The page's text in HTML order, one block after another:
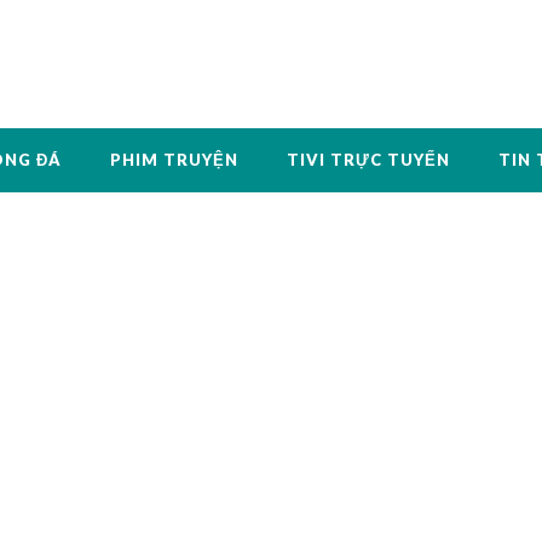
ĐÁ PHIM TRUYỆN TIVI TRỰC TUYẾN TIN